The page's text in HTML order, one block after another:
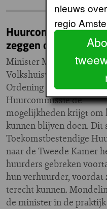
Huurcommissie
zeggen over
Minister Mona Keijzer
Volkshuisvesting en
Ordening wil dat de
Huurcommissie de
mogelijkheden krijgt om
kunnen blijven doen. Dit
Toekomstbestendige
naar de Tweede Kamer
huurders gebreken
hun verhuurder,
terecht kunnen.
de minister in de
nieuws
regio